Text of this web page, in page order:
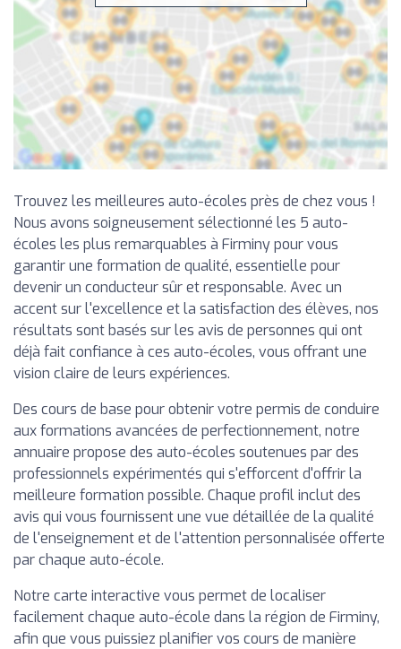
Trouvez les meilleures auto-écoles près de chez vous !
Nous avons soigneusement sélectionné les 5 auto-
écoles les plus remarquables à Firminy pour vous
garantir une formation de qualité, essentielle pour
devenir un conducteur sûr et responsable. Avec un
accent sur l'excellence et la satisfaction des élèves, nos
résultats sont basés sur les avis de personnes qui ont
déjà fait confiance à ces auto-écoles, vous offrant une
vision claire de leurs expériences.
Des cours de base pour obtenir votre permis de conduire
aux formations avancées de perfectionnement, notre
annuaire propose des auto-écoles soutenues par des
professionnels expérimentés qui s'efforcent d'offrir la
meilleure formation possible. Chaque profil inclut des
avis qui vous fournissent une vue détaillée de la qualité
de l'enseignement et de l'attention personnalisée offerte
par chaque auto-école.
Notre carte interactive vous permet de localiser
facilement chaque auto-école dans la région de Firminy,
afin que vous puissiez planifier vos cours de manière